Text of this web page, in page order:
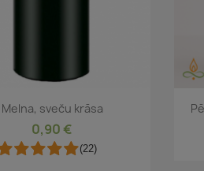
Īss ieskats
Melna, sveču krāsa
0,90 €
(22)